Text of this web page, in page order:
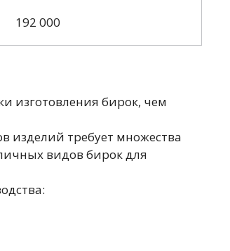
192 000
изготовления бирок, чем
изделий требует множества
видов бирок для